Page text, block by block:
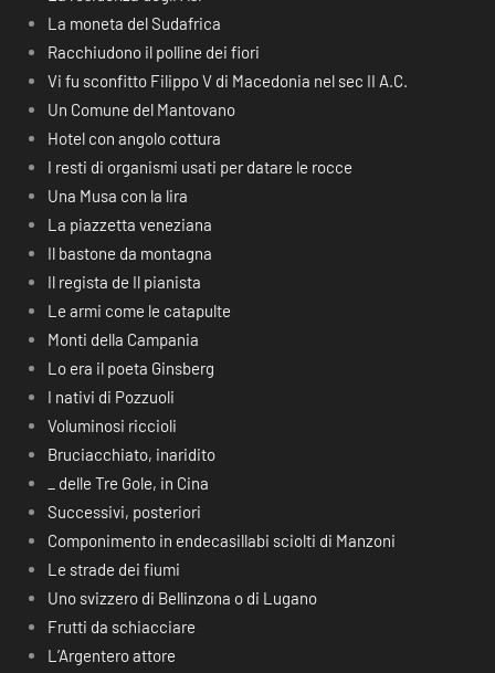
La moneta del Sudafrica
Racchiudono il polline dei fiori
Vi fu sconfitto Filippo V di Macedonia nel sec II A.C.
Un Comune del Mantovano
Hotel con angolo cottura
I resti di organismi usati per datare le rocce
Una Musa con la lira
La piazzetta veneziana
Il bastone da montagna
Il regista de Il pianista
Le armi come le catapulte
Monti della Campania
Lo era il poeta Ginsberg
I nativi di Pozzuoli
Voluminosi riccioli
Bruciacchiato, inaridito
_ delle Tre Gole, in Cina
Successivi, posteriori
Componimento in endecasillabi sciolti di Manzoni
Le strade dei fiumi
Uno svizzero di Bellinzona o di Lugano
Frutti da schiacciare
L’Argentero attore